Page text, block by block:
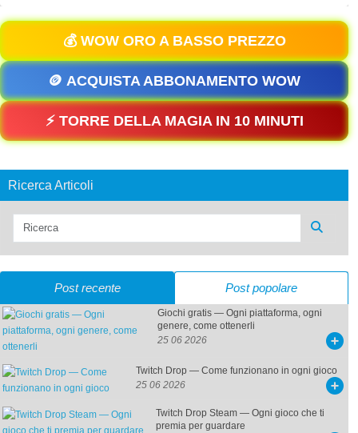
💰 WOW ORO A BASSO PREZZO
🪙 ACQUISTA ABBONAMENTO WOW
⚡ TORRE DELLA MAGIA IN 10 MINUTI
Ricerca Articoli
Post recente Post popolare
Giochi gratis — Ogni piattaforma, ogni
genere, come ottenerli
25 06 2026
Twitch Drop — Come funzionano in ogni gioco
25 06 2026
Twitch Drop Steam — Ogni gioco che ti
premia per guardare